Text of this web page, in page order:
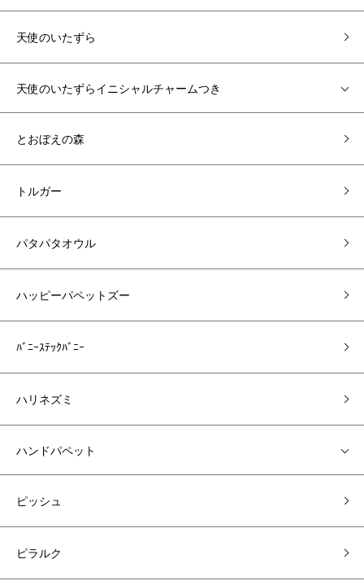
天使のいたずら
天使のいたずらイニシャルチャームつき
とおぼえの森
トルガー
パタパタオウル
ハッピーパペットズー
ﾊﾞﾆｰｽﾃｯｸﾊﾞﾆｰ
ハリネズミ
ハンドパペット
ピッシュ
ピラルク